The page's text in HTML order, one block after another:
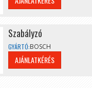
Szabályzó
GYÁRTÓ:BOSCH
AJÁNLATKÉRÉS